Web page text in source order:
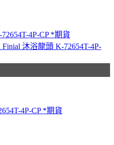
。
4P-CP *期貨